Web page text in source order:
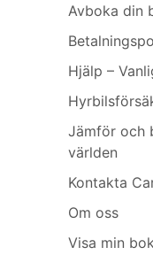
Avboka din
Hjälp –
Jämför och
världen
Kontakta
Om oss
Visa min